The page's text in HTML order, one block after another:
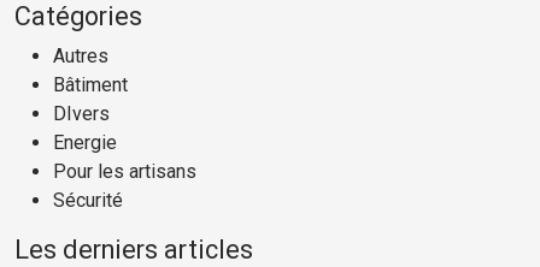
Catégories
Autres
Bâtiment
DIvers
Energie
Pour les artisans
Sécurité
Les derniers articles